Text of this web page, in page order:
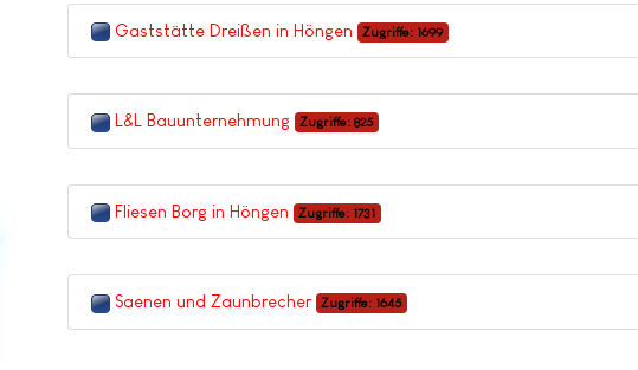
Gaststätte Dreißen in Höngen Zugriffe: 1699
L&L Bauunternehmung Zugriffe: 825
Fliesen Borg in Höngen Zugriffe: 1731
Saenen und Zaunbrecher Zugriffe: 1645